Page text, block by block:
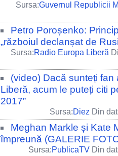
Sursa:Guvernul Republicii
Petro Poroșenko:
„războiul declanșat de
Sursa:Radio Europa Liberă
(video) Dacă sunteți
Liberă, acum le puteți citi
2017”
Sursa:Diez Din
Meghan Markle și Kate
împreună (GALERIE
Sursa:PublicaTV Din